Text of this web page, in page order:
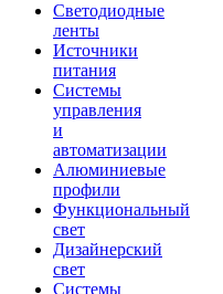
Светодиодные
ленты
Источники
питания
Системы
управления
и
автоматизации
Алюминиевые
профили
Функциональный
свет
Дизайнерский
свет
Системы